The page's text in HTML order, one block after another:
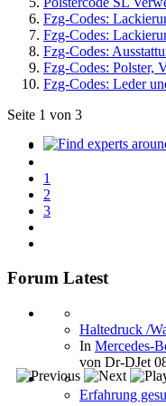
Fzg-Codes:
Fzg-Codes:
Fzg-Codes:
Fzg-Codes: Polster,
Fzg-Codes: Leder
Seite 1 von 3
1
2
3
Forum Latest
Haltedruck /
In Mercedes-
von Dr-DJet
Erfahrung